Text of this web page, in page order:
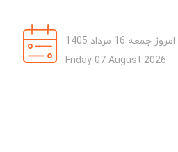
امروز جمعه 16 مرداد 1405
Friday 07 August 2026